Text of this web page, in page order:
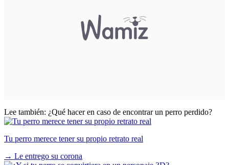
Lee también: ¿Qué hacer en caso de encontrar un perro perdido?
Tu perro merece tener su propio retrato real
→ Le entrego su corona